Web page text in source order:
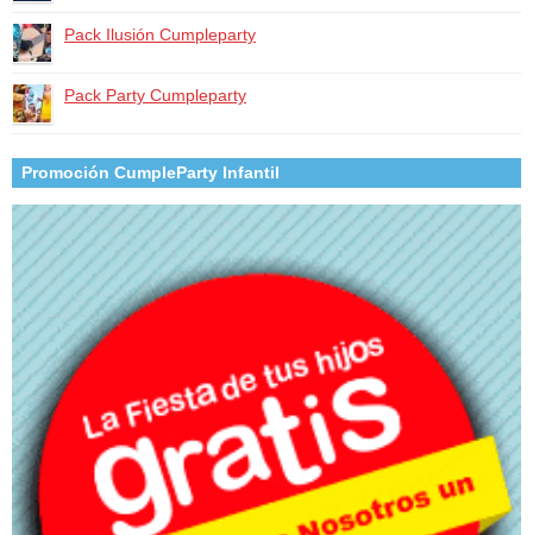
Pack Ilusión Cumpleparty
Pack Party Cumpleparty
Promoción CumpleParty Infantil